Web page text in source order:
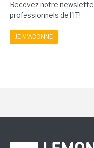
Recevez notre
professionnels de l'IT!
JE M'ABONNE